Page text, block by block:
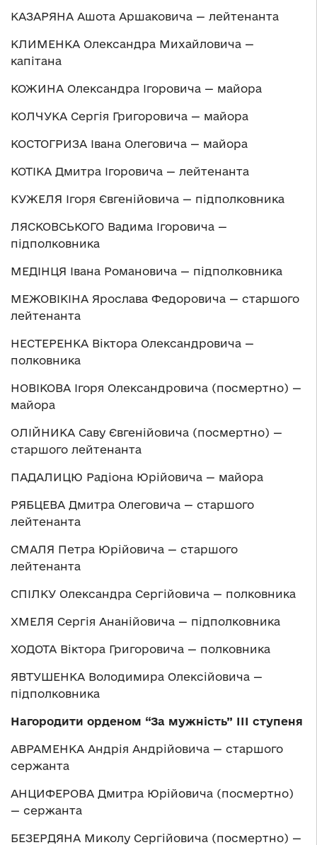
КАЗАРЯНА Ашота Аршаковича — лейтенанта
КЛИМЕНКА Олександра Михайловича —
капітана
КОЖИНА Олександра Ігоровича — майора
КОЛЧУКА Сергія Григоровича — майора
КОСТОГРИЗА Івана Олеговича — майора
КОТІКА Дмитра Ігоровича — лейтенанта
КУЖЕЛЯ Ігоря Євгенійовича — підполковника
ЛЯСКОВСЬКОГО Вадима Ігоровича —
підполковника
МЕДІНЦЯ Івана Романовича — підполковника
МЕЖОВІКІНА Ярослава Федоровича — старшого
лейтенанта
НЕСТЕРЕНКА Віктора Олександровича —
полковника
НОВІКОВА Ігоря Олександровича (посмертно) —
майора
ОЛІЙНИКА Саву Євгенійовича (посмертно) —
старшого лейтенанта
ПАДАЛИЦЮ Радіона Юрійовича — майора
РЯБЦЕВА Дмитра Олеговича — старшого
лейтенанта
СМАЛЯ Петра Юрійовича — старшого
лейтенанта
СПІЛКУ Олександра Сергійовича — полковника
ХМЕЛЯ Сергія Ананійовича — підполковника
ХОДОТА Віктора Григоровича — полковника
ЯВТУШЕНКА Володимира Олексійовича —
підполковника
Нагородити орденом “За мужність” ІІІ ступеня
АВРАМЕНКА Андрія Андрійовича — старшого
сержанта
АНЦИФЕРОВА Дмитра Юрійовича (посмертно)
— сержанта
БЕЗЕРДЯНА Миколу Сергійовича (посмертно) —